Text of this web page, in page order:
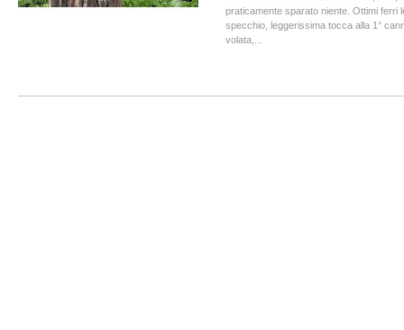
praticamente sparato niente. Ottimi ferri
specchio, leggerissima tocca alla 1°
volata,...